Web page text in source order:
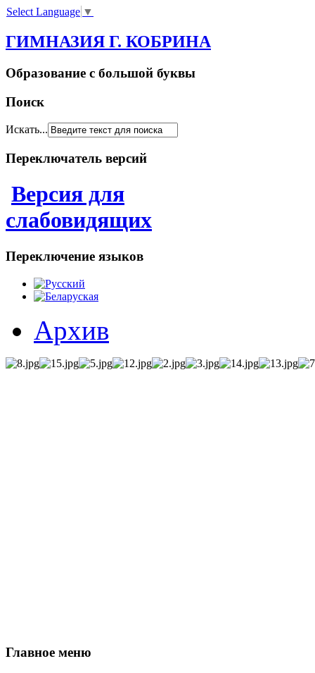
Select Language ▼
ГИМНАЗИЯ Г. КОБРИНА
Образование с большой буквы
Поиск
Искать...
Переключатель версий
Версия для
слабовидящих
Переключение языков
Архив
Главное меню